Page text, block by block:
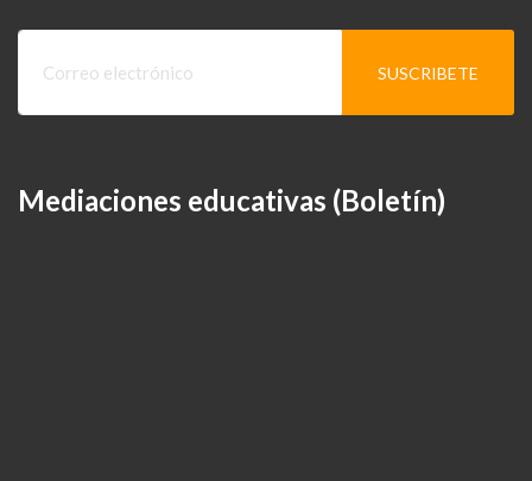
Mediaciones educativas (Boletín)